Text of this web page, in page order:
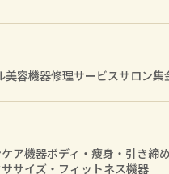
美容機器修理サービスサロン集
ア機器ボディ・痩身・引き締
サイズ・フィットネス機器